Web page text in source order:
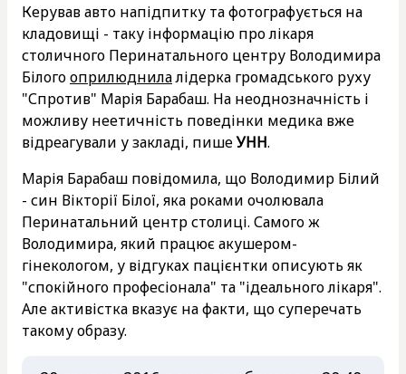
Керував авто напідпитку та фотографується на
кладовищі - таку інформацію про лікаря
столичного Перинатального центру Володимира
Білогооприлюднилалідерка громадського руху
"Спротив" Марія Барабаш. На неоднозначність і
можливу неетичність поведінки медика вже
відреагували у закладі, пишеУНН.
Марія Барабаш повідомила, що Володимир Білий
- син Вікторії Білої, яка роками очолювала
Перинатальний центр столиці. Самого ж
Володимира, який працює акушером-
гінекологом, у відгуках пацієнтки описують як
"спокійного професіонала" та "ідеального лікаря".
Але активістка вказує на факти, що суперечать
такому образу.